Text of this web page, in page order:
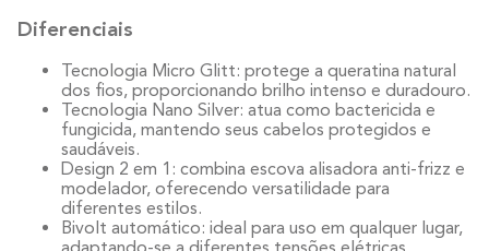
Diferenciais
Tecnologia Micro Glitt: protege a queratina natural
dos fios, proporcionando brilho intenso e duradouro.
Tecnologia Nano Silver: atua como bactericida e
fungicida, mantendo seus cabelos protegidos e
saudáveis.
Design 2 em 1: combina escova alisadora anti-frizz e
modelador, oferecendo versatilidade para
diferentes estilos.
Bivolt automático: ideal para uso em qualquer lugar,